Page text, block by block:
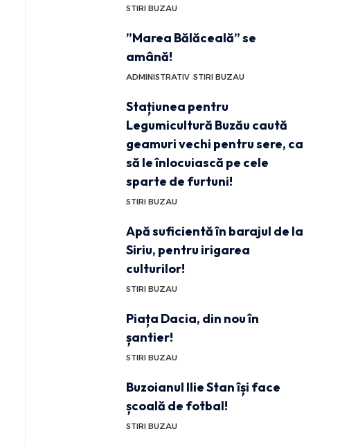
STIRI BUZAU
”Marea Bălăceală” se
amână!
ADMINISTRATIV STIRI BUZAU
Stațiunea pentru
Legumicultură Buzău caută
geamuri vechi pentru sere, ca
să le înlocuiască pe cele
sparte de furtuni!
STIRI BUZAU
Apă suficientă în barajul de la
Siriu, pentru irigarea
culturilor!
STIRI BUZAU
Piața Dacia, din nou în
șantier!
STIRI BUZAU
Buzoianul Ilie Stan își face
școală de fotbal!
STIRI BUZAU